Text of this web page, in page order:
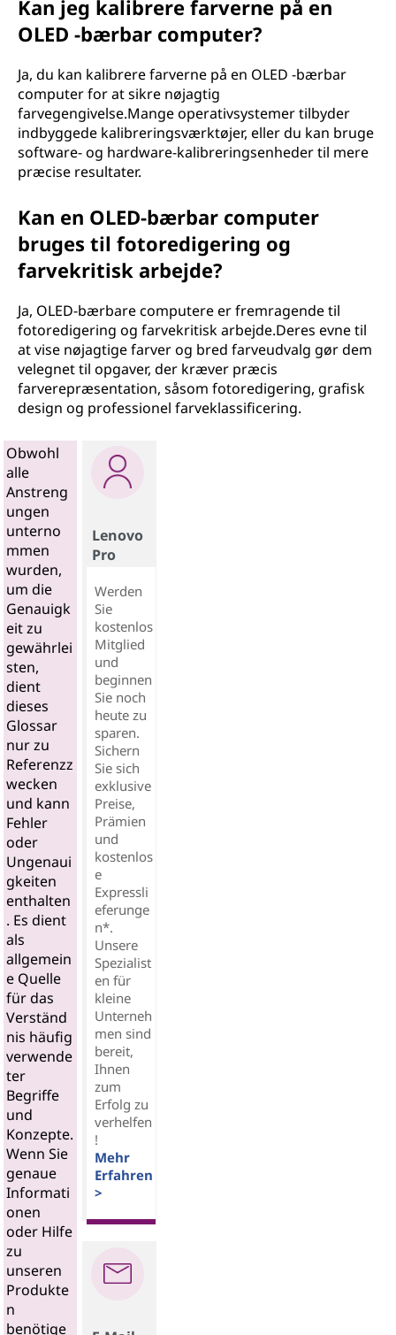
Kan jeg kalibrere farverne på en
OLED -bærbar computer?
Ja, du kan kalibrere farverne på en OLED -bærbar
computer for at sikre nøjagtig
farvegengivelse.Mange operativsystemer tilbyder
indbyggede kalibreringsværktøjer, eller du kan bruge
software- og hardware-kalibreringsenheder til mere
præcise resultater.
Kan en OLED-bærbar computer
bruges til fotoredigering og
farvekritisk arbejde?
Ja, OLED-bærbare computere er fremragende til
fotoredigering og farvekritisk arbejde.Deres evne til
at vise nøjagtige farver og bred farveudvalg gør dem
velegnet til opgaver, der kræver præcis
farverepræsentation, såsom fotoredigering, grafisk
design og professionel farveklassificering.
Obwohl
alle
Anstreng
ungen
unterno
mmen
wurden,
um die
Genauigk
eit zu
gewährlei
sten,
dient
dieses
Glossar
nur zu
Referenzz
wecken
und kann
Fehler
oder
Ungenaui
gkeiten
enthalten
. Es dient
als
allgemein
e Quelle
für das
Verständ
nis häufig
verwende
ter
Begriffe
und
Konzepte.
Wenn Sie
genaue
Informati
onen
oder Hilfe
zu
unseren
Produkte
n
benötige
Lenovo
Pro
Werden
Sie
kostenlos
Mitglied
und
beginnen
Sie noch
heute zu
sparen.
Sichern
Sie sich
exklusive
Preise,
Prämien
und
kostenlos
e
Expressli
eferunge
n*.
Unsere
Spezialist
en für
kleine
Unterneh
men sind
bereit,
Ihnen
zum
Erfolg zu
verhelfen
!
Mehr
Erfahren
>